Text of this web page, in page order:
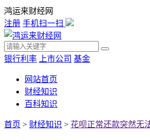
鸿运来财经网
注册 手机扫一扫
银行利率 上市公司 基金
网站首页
财经知识
百科知识
首页 > 财经知识 > 花呗正常还款突然无